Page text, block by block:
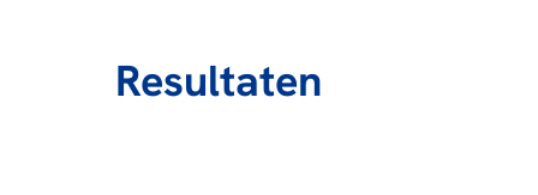
Resultaten